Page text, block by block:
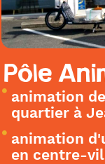
Pôle
animation
quartier à
animation
en centre-